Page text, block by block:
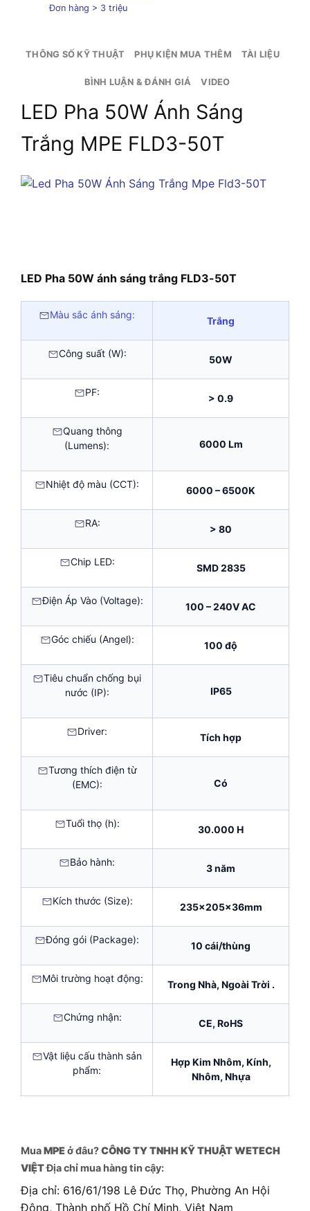
Đơn hàng > 3 triệu
THÔNG SỐ KỸ THUẬT PHỤ KIỆN MUA THÊM TÀI LIỆU
BÌNH LUẬN & ĐÁNH GIÁ VIDEO
LED Pha 50W Ánh Sáng
Trắng MPE FLD3-50T
LED Pha 50W ánh sáng trắng FLD3-50T
Màu sắc ánh sáng:
Trắng
Công suất (W):
50W
PF:
> 0.9
Quang thông
(Lumens):
6000 Lm
Nhiệt độ màu (CCT):
6000 – 6500K
RA:
> 80
Chip LED:
SMD 2835
Điện Áp Vào (Voltage):
100 – 240V AC
Góc chiếu (Angel):
100 độ
Tiêu chuẩn chống bụi
nước (IP):
IP65
Driver:
Tích hợp
Tương thích điện từ
(EMC):
Có
Tuổi thọ (h):
30.000 H
Bảo hành:
3 năm
Kích thước (Size):
235x205x36mm
Đóng gói (Package):
10 cái/thùng
Môi trường hoạt động:
Trong Nhà, Ngoài Trời .
Chứng nhận:
CE, RoHS
Vật liệu cấu thành sản
phẩm:
Hợp Kim Nhôm, Kính,
Nhôm, Nhựa
MuaMPEở đâu?CÔNG TY TNHH KỸ THUẬT WETECH
VIỆTĐịa chỉ mua hàng tin cậy:
Địa chỉ: 616/61/198 Lê Đức Thọ, Phường An Hội
Đông, Thành phố Hồ Chí Minh, Việt Nam